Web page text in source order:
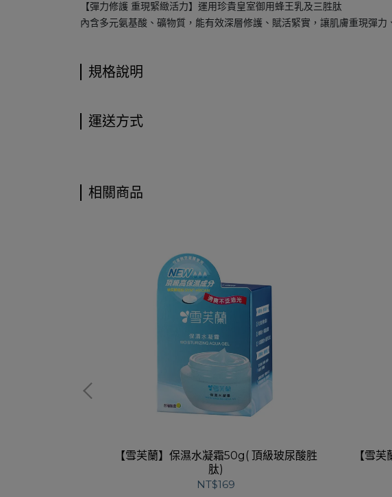
【彈力修護 重現緊緻活力】運用珍貴皇室御用蜂王乳及三胜肽
內含多元氨基酸、礦物質，能有效深層修護、賦活緊實，讓肌膚重現彈力
規格說明
運送方式
相關商品
【雪芙蘭】保濕水凝霜50g( 頂級玻尿酸胜
肽)
NT$169
【雪